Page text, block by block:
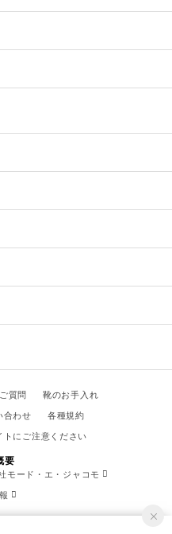
質問
靴のお手入れ
合わせ
各種規約
にご注意ください
要
モード・エ・ジャコモ